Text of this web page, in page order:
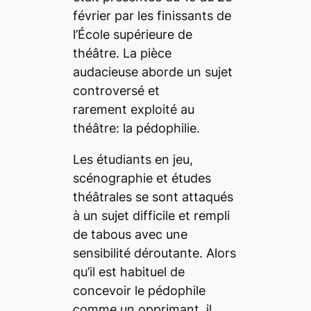
février par les finissants de
l’École supérieure de
théâtre. La pièce
audacieuse aborde un sujet
controversé et
rarement exploité au
théâtre: la pédophilie.
Les étudiants en jeu,
scénographie et études
théâtrales se sont attaqués
à un sujet difficile et rempli
de tabous avec une
sensibilité déroutante. Alors
qu’il est habituel de
concevoir le pédophile